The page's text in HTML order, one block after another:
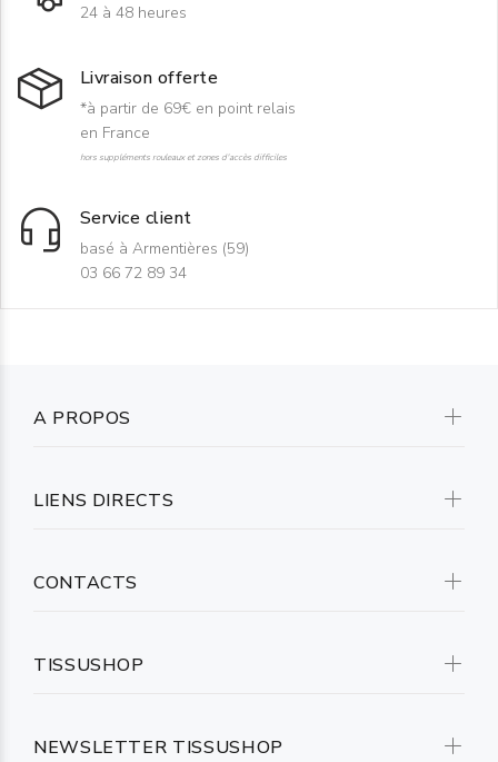
24 à 48 heures
Livraison offerte
*à partir de 69€ en point relais
en France
hors suppléments rouleaux et zones d'accès difficiles
Service client
basé à Armentières (59)
03 66 72 89 34
NEWSLETTER TISSUSHOP
A PROPOS
LIENS DIRECTS
CONTACTS
TISSUSHOP